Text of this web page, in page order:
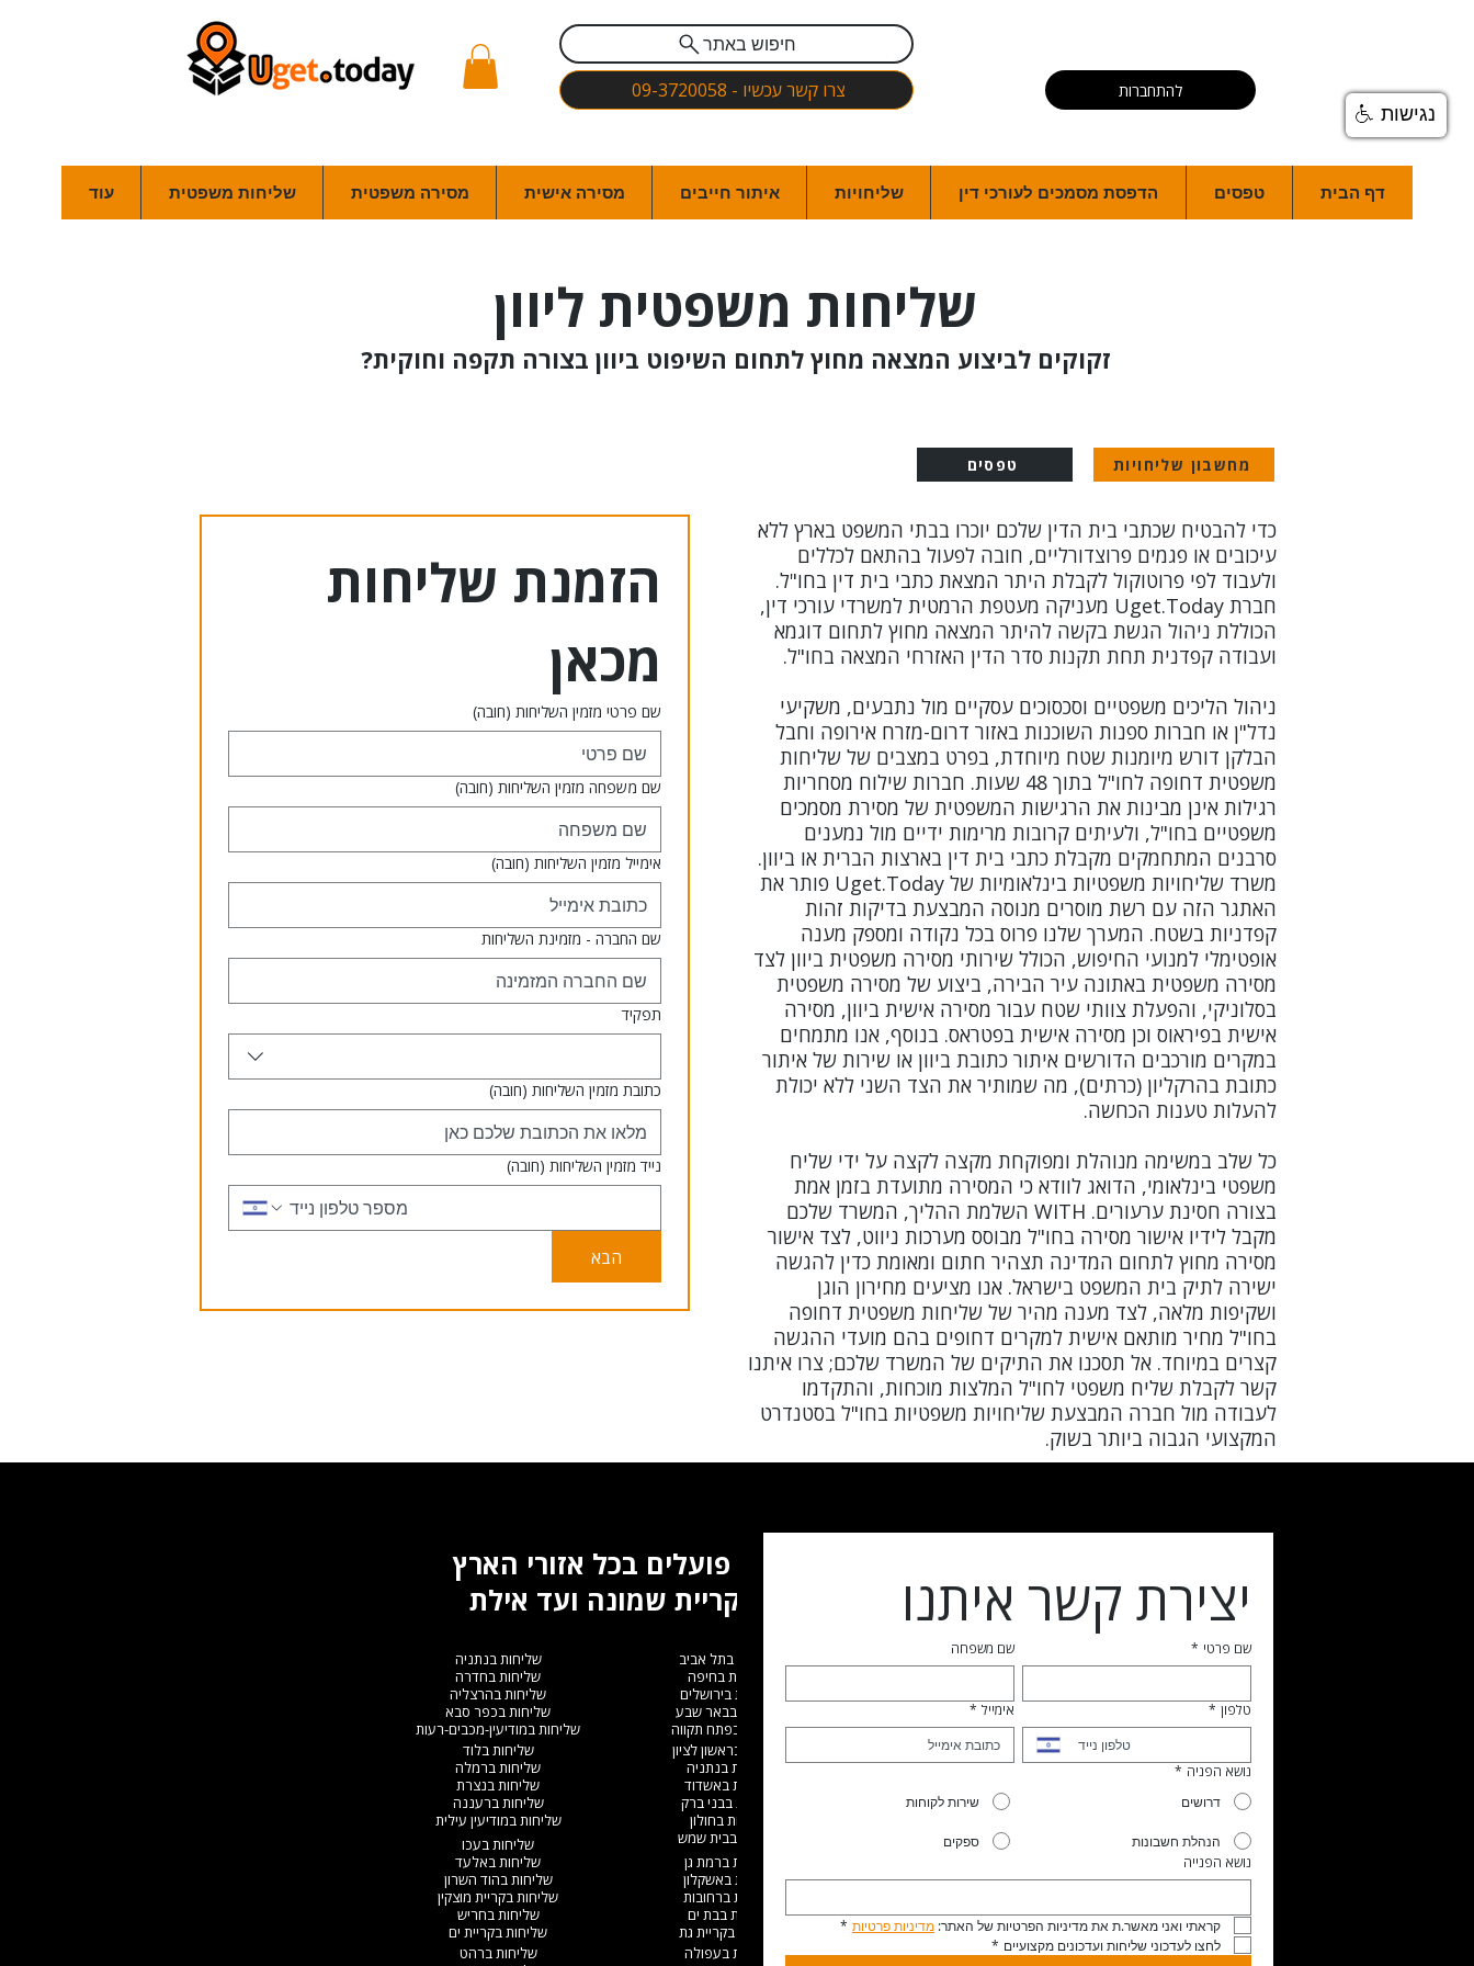
חיפוש באתר
צרו קשר עכשיו - 09-3720058
להתחברות
דף הבית טפסים הדפסת מסמכים לעורכי דין שליחויות איתור חייבים מסירה אישית מסירה משפטית שליחות משפטית עוד
שליחות משפטית ליוון
זקוקים לביצוע המצאה מחוץ לתחום השיפוט ביוון בצורה תקפה וחוקית?
מחשבון שליחויות טפסים
כדי להבטיח שכתבי בית הדין שלכם יוכרו בבתי המשפט בארץ ללא
עיכובים או פגמים פרוצדורליים, חובה לפעול בהתאם לכללים
ולעבוד לפי פרוטוקול לקבלת היתר המצאת כתבי בית דין בחו"ל.
חברת Uget.Today מעניקה מעטפת הרמטית למשרדי עורכי דין,
הכוללת ניהול הגשת בקשה להיתר המצאה מחוץ לתחום דוגמא
ועבודה קפדנית תחת תקנות סדר הדין האזרחי המצאה בחו"ל.
ניהול הליכים משפטיים וסכסוכים עסקיים מול נתבעים, משקיעי
נדל"ן או חברות ספנות השוכנות באזור דרום-מזרח אירופה וחבל
הבלקן דורש מיומנות שטח מיוחדת, בפרט במצבים של שליחות
משפטית דחופה לחו"ל בתוך 48 שעות. חברות שילוח מסחריות
רגילות אינן מבינות את הרגישות המשפטית של מסירת מסמכים
משפטיים בחו"ל, ולעיתים קרובות מרימות ידיים מול נמענים
סרבנים המתחמקים מקבלת כתבי בית דין בארצות הברית או ביוון.
משרד שליחויות משפטיות בינלאומיות של Uget.Today פותר את
האתגר הזה עם רשת מוסרים מנוסה המבצעת בדיקות זהות
קפדניות בשטח. המערך שלנו פרוס בכל נקודה ומספק מענה
אופטימלי למנועי החיפוש, הכולל שירותי מסירה משפטית ביוון לצד
מסירה משפטית באתונה עיר הבירה, ביצוע של מסירה משפטית
בסלוניקי, והפעלת צוותי שטח עבור מסירה אישית ביוון, מסירה
אישית בפיראוס וכן מסירה אישית בפטראס. בנוסף, אנו מתמחים
במקרים מורכבים הדורשים איתור כתובת ביוון או שירות של איתור
כתובת בהרקליון (כרתים), מה שמותיר את הצד השני ללא יכולת
להעלות טענות הכחשה.
כל שלב במשימה מנוהלת ומפוקחת מקצה לקצה על ידי שליח
משפטי בינלאומי, הדואג לוודא כי המסירה מתועדת בזמן אמת
בצורה חסינת ערעורים. WITH השלמת ההליך, המשרד שלכם
מקבל לידיו אישור מסירה בחו"ל מבוסס מערכות ניווט, לצד אישור
מסירה מחוץ לתחום המדינה תצהיר חתום ומאומת כדין להגשה
ישירה לתיק בית המשפט בישראל. אנו מציעים מחירון הוגן
ושקיפות מלאה, לצד מענה מהיר של שליחות משפטית דחופה
בחו"ל מחיר מותאם אישית למקרים דחופים בהם מועדי ההגשה
קצרים במיוחד. אל תסכנו את התיקים של המשרד שלכם; צרו איתנו
קשר לקבלת שליח משפטי לחו"ל המלצות מוכחות, והתקדמו
לעבודה מול חברה המבצעת שליחויות משפטיות בחו"ל בסטנדרט
המקצועי הגבוה ביותר בשוק.
מכאן
שם פרטי מזמין השליחות (חובה)
שם משפחה מזמין השליחות (חובה)
אימייל מזמין השליחות (חובה)
שם החברה - מזמינת השליחות
תפקיד
כתובת מזמין השליחות (חובה)
נייד מזמין השליחות (חובה)
הבא
אנו פועלים בכל אזורי הארץ
מקריית שמונה ועד אילת
שליחות בתל אביב
שליחות בחיפה
שליחות בירושלים
שליחות בבאר שבע
שליחות בפתח תקווה
שליחות בנתניה
שליחות בחדרה
שליחות בהרצליה
שליחות בכפר סבא
שליחות במודיעין-מכבים-רעות
שליחות בראשון לציון
שליחות בנתניה
שליחות באשדוד
שליחות בבני ברק
שליחות בחולון
שליחות בבית שמש
שליחות ברמת גן
שליחות באשקלון
שליחות ברחובות
שליחות בבת ים
שליחות בקריית גת
שליחות בלוד
שליחות ברמלה
שליחות בנצרת
שליחות ברעננה
שליחות במודיעין עילית
שליחות בעכו
שליחות באלעד
שליחות בהוד השרון
שליחות בקריית מוצקין
שליחות בחריש
שליחות בקריית ים​
שליחות בעפולה
שליחות ברהט
יצירת קשר איתנו
שם פרטי * שם משפחה
טלפון * אימייל *
נושא הפניה *
דרושים שירות לקוחות
הנהלת חשבונות ספקים
נושא הפנייה
קראתי ואני מאשר.ת את מדיניות הפרטיות של האתר: מדיניות פרטיות *
לחצו לעדכוני שליחות ועדכונים מקצועיים *
נגישות